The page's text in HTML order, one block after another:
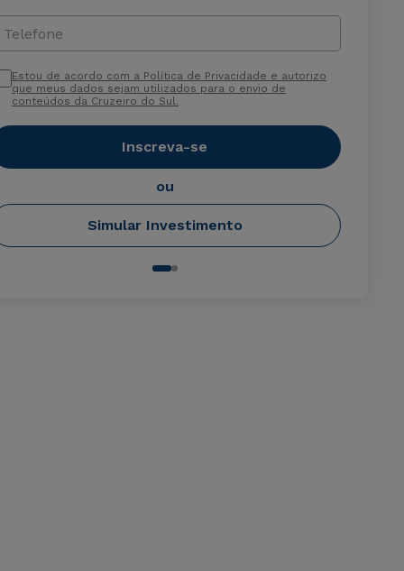
Telefone
Estou de acordo com a Política de Privacidade e autorizo
que meus dados sejam utilizados para o envio de
conteúdos da Cruzeiro do Sul.
Inscreva-se
ou
Simular Investimento